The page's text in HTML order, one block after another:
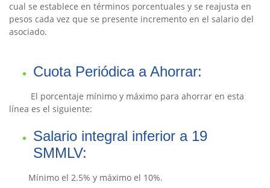
cual se establece en términos porcentuales y se reajusta en
pesos cada vez que se presente incremento en el salario del
asociado.
Cuota Periódica a Ahorrar:
El porcentaje mínimo y máximo para ahorrar en esta
línea es el siguiente:
Salario integral inferior a 19
SMMLV:
Mínimo el 2.5% y máximo el 10%.